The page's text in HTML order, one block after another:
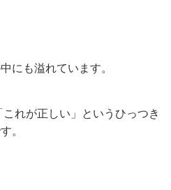
にも溢れています。
これが正しい」というひっつき
。